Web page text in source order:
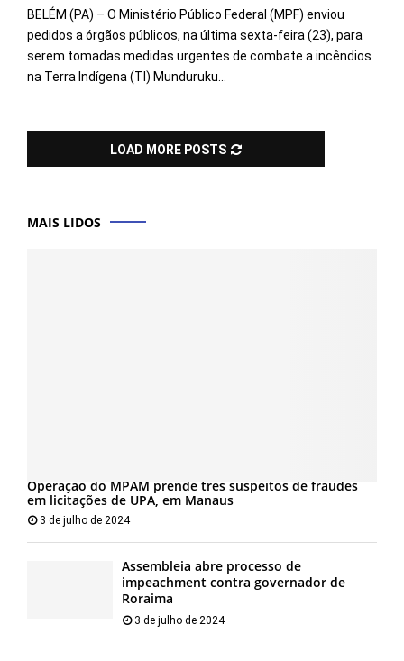
BELÉM (PA) – O Ministério Público Federal (MPF) enviou
pedidos a órgãos públicos, na última sexta-feira (23), para
serem tomadas medidas urgentes de combate a incêndios
na Terra Indígena (TI) Munduruku...
LOAD MORE POSTS
MAIS LIDOS
Operação do MPAM prende três suspeitos de fraudes
em licitações de UPA, em Manaus
3 de julho de 2024
Assembleia abre processo de
impeachment contra governador de
Roraima
3 de julho de 2024